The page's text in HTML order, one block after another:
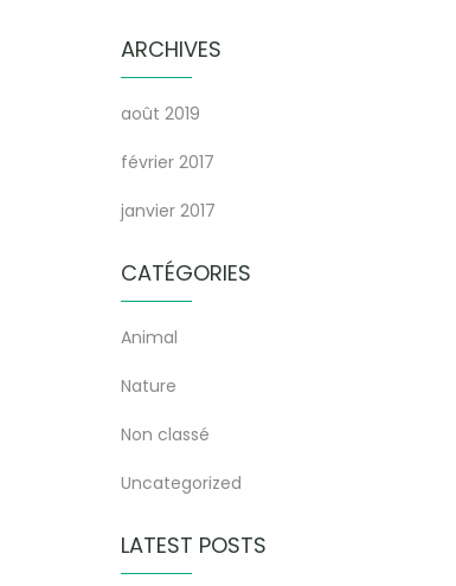
ARCHIVES
août 2019
février 2017
janvier 2017
CATÉGORIES
Animal
Nature
Non classé
Uncategorized
LATEST POSTS